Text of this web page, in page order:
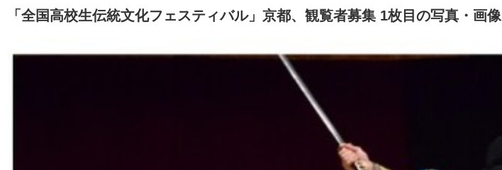
「全国高校生伝統文化フェスティバル」京都、観覧者募集 1枚目の写真・画像